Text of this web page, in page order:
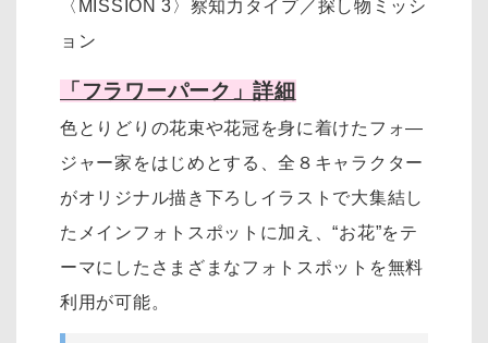
〈MISSION 3〉察知力タイプ／探し物ミッシ
ョン
「フラワーパーク」詳細
色とりどりの花束や花冠を身に着けたフォ―
ジャー家をはじめとする、全８キャラクター
がオリジナル描き下ろしイラストで大集結し
たメインフォトスポットに加え、“お花”をテ
ーマにしたさまざまなフォトスポットを無料
利用が可能。